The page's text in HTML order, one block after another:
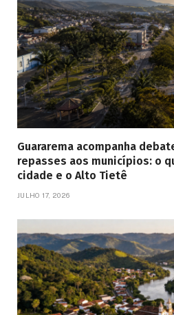
Guararema acompanha
repasses aos municípios: o
cidade e o Alto Tietê
JULHO 17, 2026